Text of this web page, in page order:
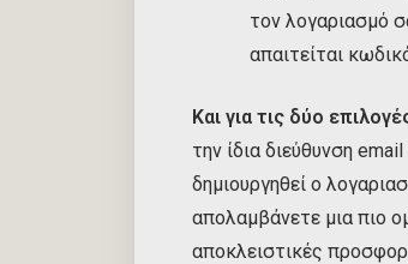
τον λογαριασμό
απαιτείται
Και για τις δύο
την ίδια διεύθυνση
δημιουργηθεί ο
απολαμβάνετε μια πιο
αποκλειστικές